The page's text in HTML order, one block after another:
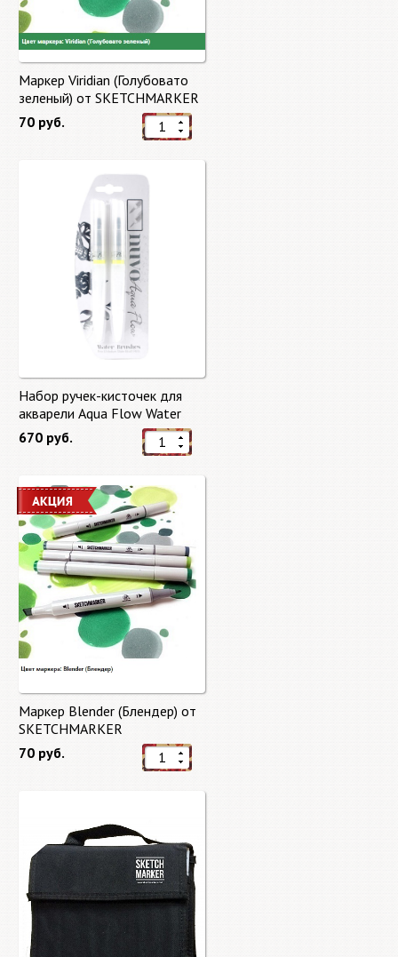
Маркер Viridian (Голубовато
зеленый) от SKETCHMARKER
70 руб.
Набор ручек-кисточек для
акварели Aqua Flow Water
Brushes
670 руб.
Маркер Blender (Блендер) от
SKETCHMARKER
70 руб.